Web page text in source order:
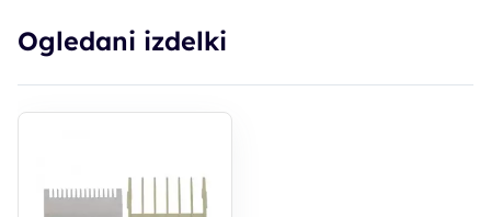
Ogledani izdelki